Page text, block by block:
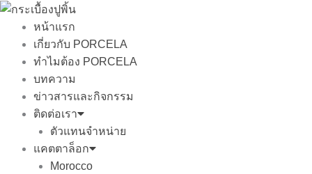
Skip
content
หน้าแรก
เกี่ยวกับ PORCELA
ทำไมต้อง PORCELA
บทความ
ข่าวสารและกิจกรรม
ติดต่อเรา
ตัวแทนจำหน่าย
แคตตาล็อก
Morocco